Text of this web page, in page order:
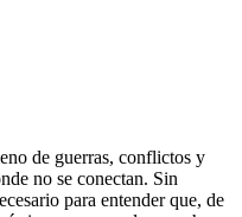
de guerras, conflictos y
no se conectan. Sin
para entender que, de